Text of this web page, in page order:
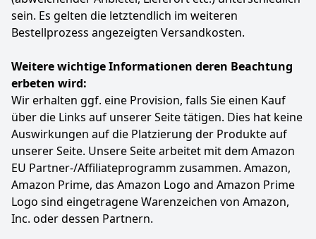
Telefonbuchitems speichern, eingebaute
Taschenlampe, Kamera, Wecker, Taschenrechner, MP3,
FM-Radio, Dual LCD display und erweiterten Speicher
funktionsfähig aus.
[Bis zu 8 Sprachen zur Auswahl] Die Standardsprache
von SweetLink F1 rentner handy ist Englisch. Englisch,
Deutsch, Spanisch, Französisch, Italienisch,
Portugiesisch Rumänisch und Tschechisch werden
ebenfalls unterstützt.Und Sie können die gewünschte
Sprache einstellen. Darüber hinaus verfügt dieses
Großtastentelefon über eine Sprachansagefunktion.
Bei einem Anruf wird die entsprechende Anzahl von
SAtimmen gesendet, um sicherzustellen, dass die
Senioren keinen Fehler machen.
sein. Es gelten die letztendlich im weiteren
Bestellprozess angezeigten Versandkosten.
Weitere wichtige Informationen deren Beachtung
erbeten wird:
Wir erhalten ggf. eine Provision, falls Sie einen Kauf
über die Links auf unserer Seite tätigen. Dies hat keine
Auswirkungen auf die Platzierung der Produkte auf
unserer Seite. Unsere Seite arbeitet mit dem Amazon
EU Partner-/Affiliateprogramm zusammen. Amazon,
Amazon Prime, das Amazon Logo and Amazon Prime
Logo sind eingetragene Warenzeichen von Amazon,
Inc. oder dessen Partnern.